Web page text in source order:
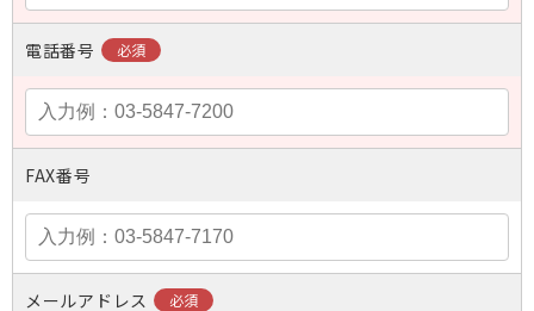
電話番号
FAX番号
メールアドレス